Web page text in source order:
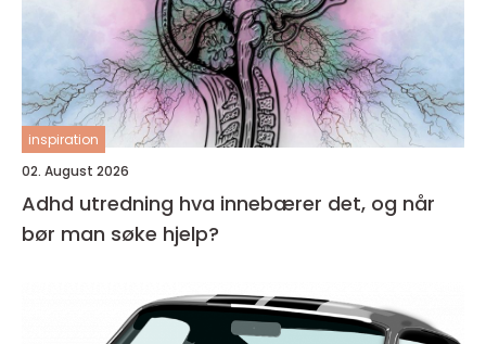
inspiration
02. August 2026
Adhd utredning hva innebærer det, og når
bør man søke hjelp?